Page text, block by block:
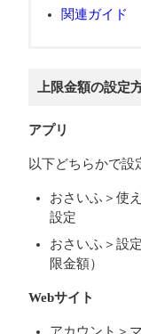
関連ガイド
上限金額の設定
アプリ
以下どちらかで設
おさいふ＞使
設定
おさいふ＞設
限金額）
Webサイト